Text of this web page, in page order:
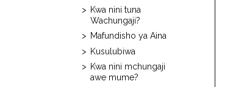
Kwa nini tuna
Wachungaji?
Mafundisho ya Aina
Kusulubiwa
Kwa nini mchungaji
awe mume?